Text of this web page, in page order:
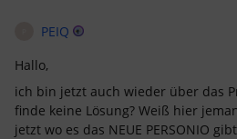
PEIQ
Hallo,
ich bin jetzt auch wieder über das
finde keine Lösung? Weiß hier
jetzt wo es das NEUE PERSONIO